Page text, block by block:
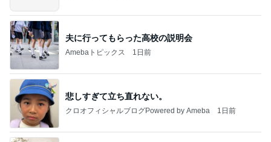
夫に行ってもらった高校の説明会
Amebaトピックス 1日前
悲しすぎて立ち直れない。
クロオフィシャルブログPowered by Ameba 1日前